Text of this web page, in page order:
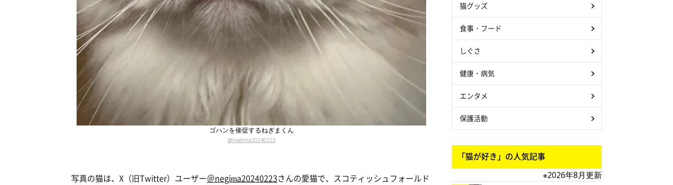
ゴハンを催促するねぎまくん
@negima20240223
写真の猫は、X（旧Twitter）ユーザー＠negima20240223さんの愛猫で、スコティッシュフォールド
猫グッズ
食事・フード
しぐさ
健康・病気
エンタメ
保護活動
「猫が好き」の人気記事
※2026年8月更新